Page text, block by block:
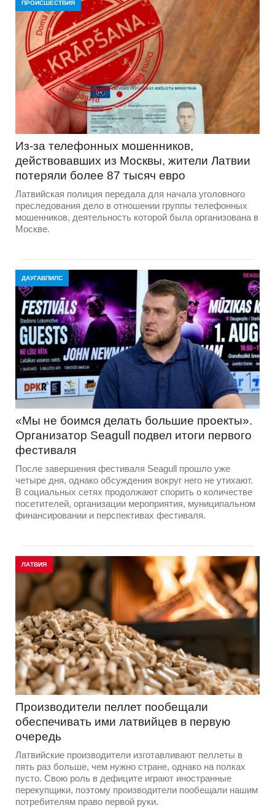
ПРОИСШЕСТВИЯ
Из-за телефонных мошенников,
действовавших из Москвы, жители Латвии
потеряли более 87 тысяч евро
Латвийская полиция передала для начала уголовного
преследования дело в отношении группы телефонных
мошенников, деятельность которой была организована в
Москве.
ДАУГАВПИЛС
«Мы не боимся делать большие проекты».
Организатор Seagull подвел итоги первого
фестиваля
После завершения фестиваля Seagull прошло уже
четыре дня, однако обсуждения вокруг него не утихают.
В социальных сетях продолжают спорить о количестве
посетителей, организации мероприятия, муниципальном
финансировании и перспективах фестиваля.
ЛАТВИЯ
Производители пеллет пообещали
обеспечивать ими латвийцев в первую
очередь
Латвийские производители изготавливают пеллеты в
пять раз больше, чем нужно стране, однако на полках
пусто. Свою роль в дефиците играют иностранные
перекупщики, поэтому производители пообещали нашим
потребителям право первой руки.